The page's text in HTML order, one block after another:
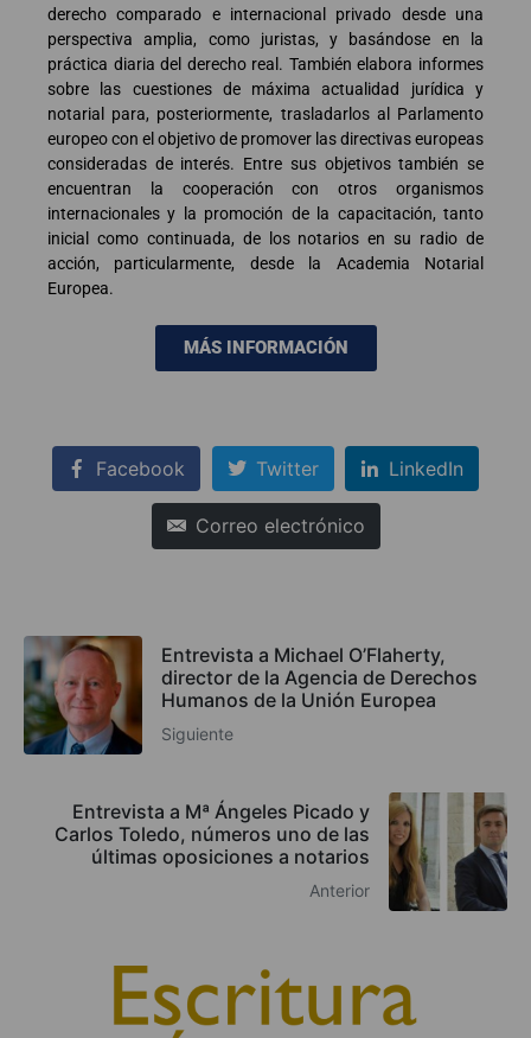
derecho comparado e internacional privado desde una
perspectiva amplia, como juristas, y basándose en la
práctica diaria del derecho real. También elabora informes
sobre las cuestiones de máxima actualidad jurídica y
notarial para, posteriormente, trasladarlos al Parlamento
europeo con el objetivo de promover las directivas europeas
consideradas de interés. Entre sus objetivos también se
encuentran la cooperación con otros organismos
internacionales y la promoción de la capacitación, tanto
inicial como continuada, de los notarios en su radio de
acción, particularmente, desde la Academia Notarial
Europea.
MÁS INFORMACIÓN
Facebook Twitter LinkedIn
Correo electrónico
Entrevista a Michael O’Flaherty,
director de la Agencia de Derechos
Humanos de la Unión Europea
Siguiente
Entrevista a Mª Ángeles Picado y
Carlos Toledo, números uno de las
últimas oposiciones a notarios
Anterior